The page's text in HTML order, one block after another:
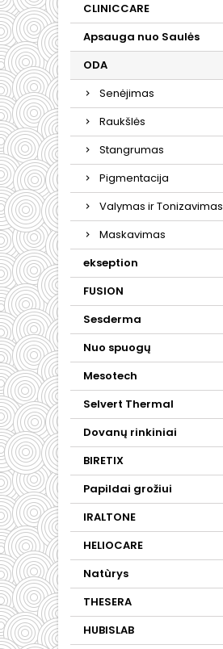
CLINICCARE
Apsauga nuo Saulės
ODA
Senėjimas
Raukšlės
Stangrumas
Pigmentacija
Valymas ir Tonizavimas
Maskavimas
ekseption
FUSION
Sesderma
Nuo spuogų
Mesotech
Selvert Thermal
Dovanų rinkiniai
BIRETIX
Papildai grožiui
IRALTONE
HELIOCARE
Natùrys
THESERA
HUBISLAB